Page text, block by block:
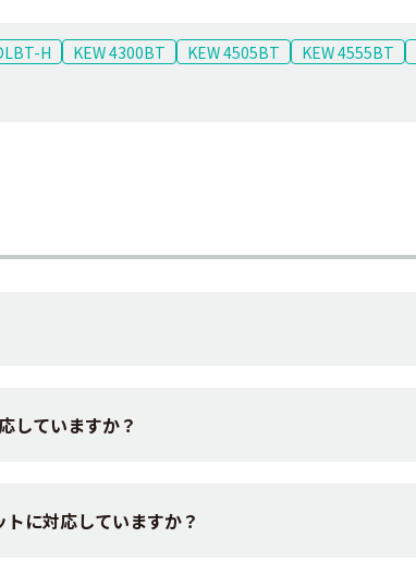
H KEW 4300BT KEW 4505BT KEW 4555BT
ていますか？
に対応していますか？